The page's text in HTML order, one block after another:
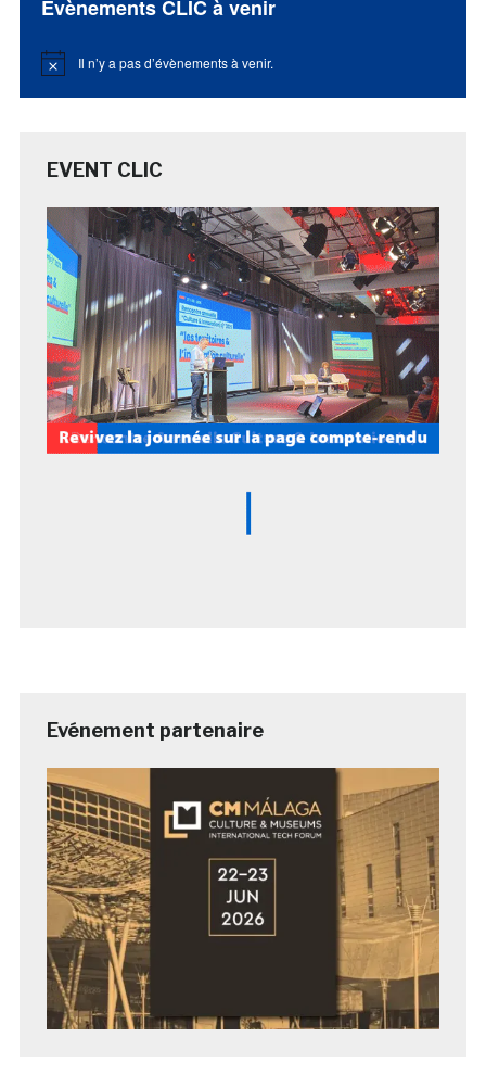
Évènements CLIC à venir
Notice Il n’y a pas d’évènements à venir.
EVENT CLIC
Evénement partenaire